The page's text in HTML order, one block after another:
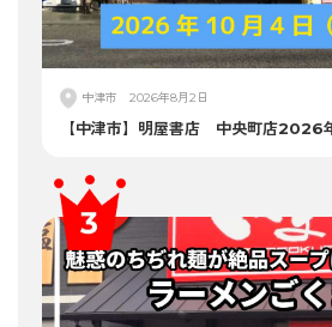
中津市 2026年8月2日
【中津市】明屋書店 中央町店2026